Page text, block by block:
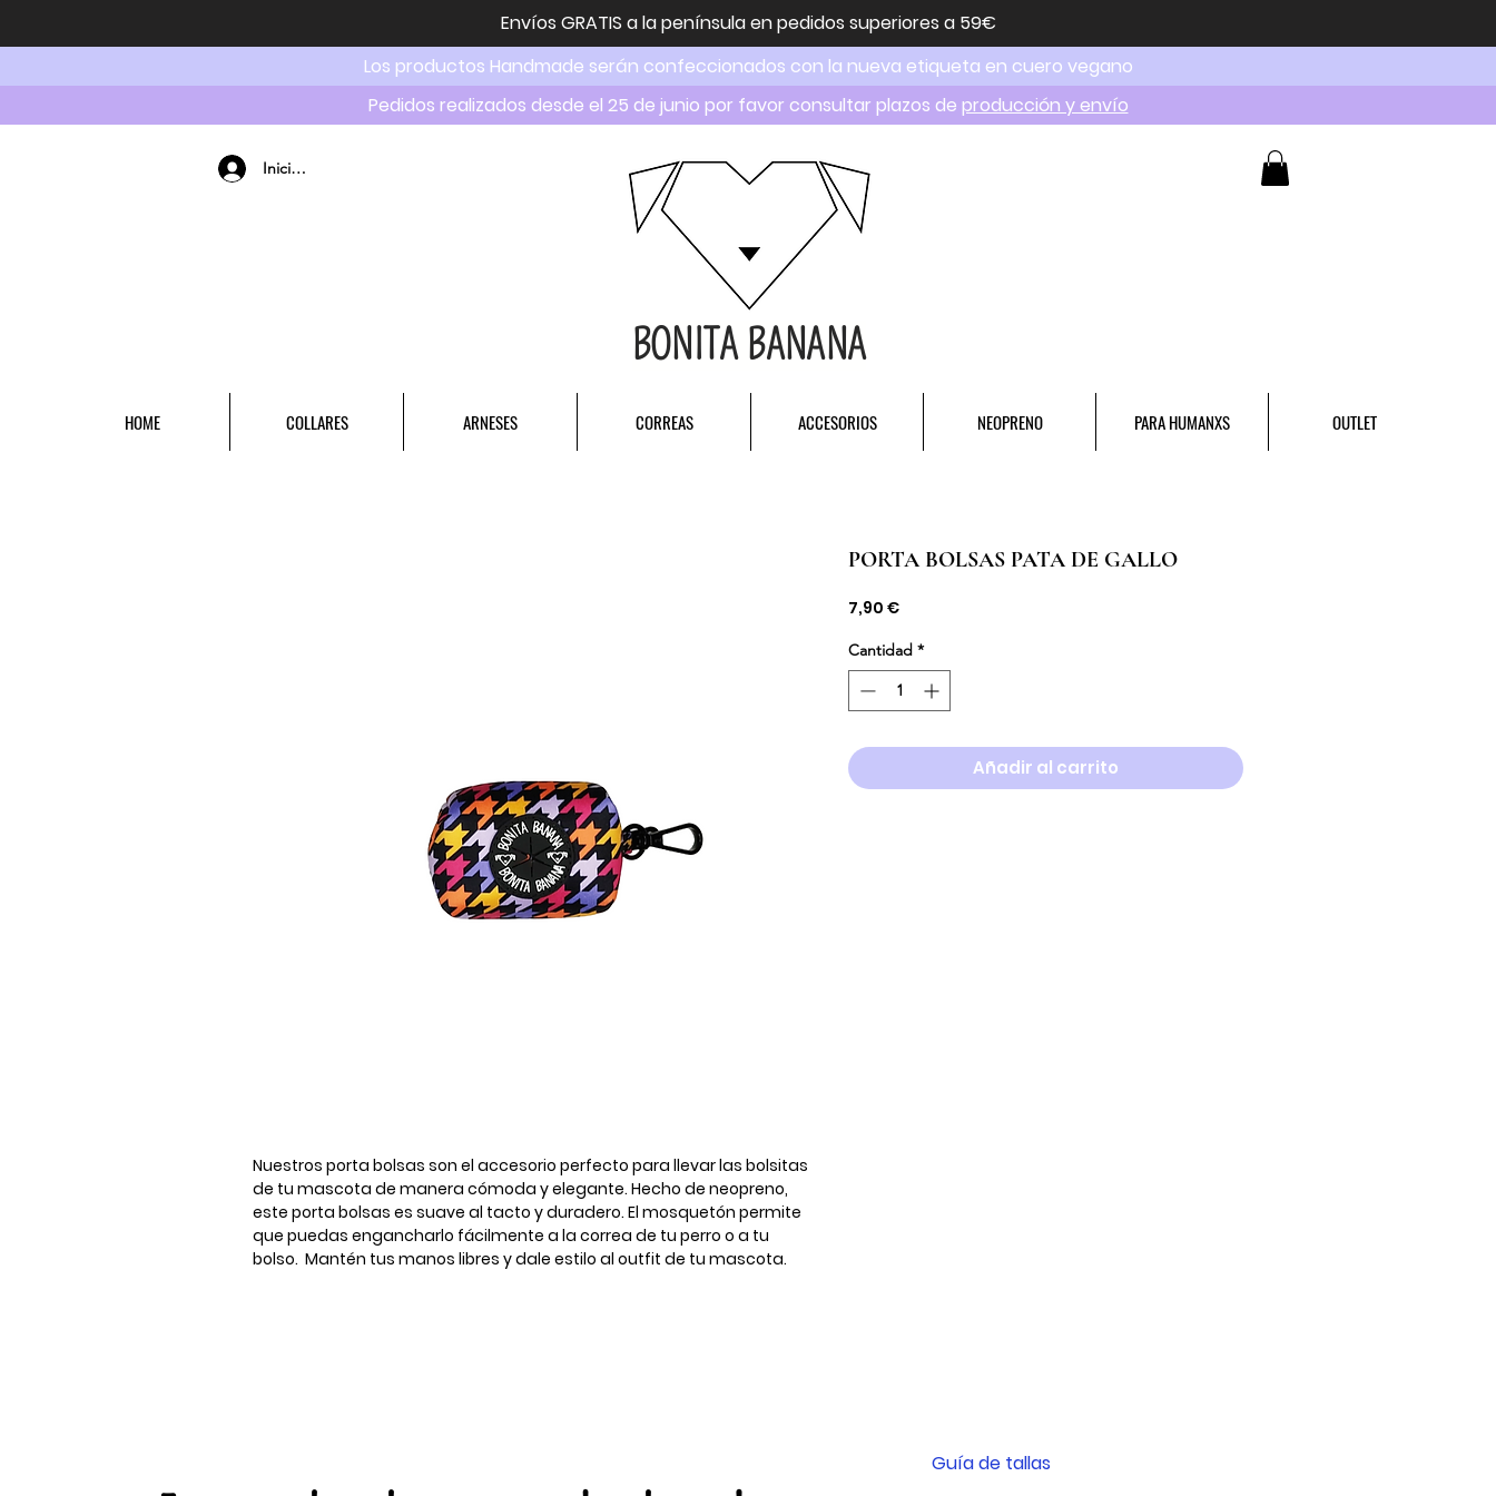
Envíos GRATIS a la península en pedidos superiores a 59€
Los productos Handmade serán confeccionados con la nueva etiqueta en cuero vegano
Pedidos realizados desde el 25 de junio por favor consultar plazos de producción y envío
Iniciar sesión
BONITA BANANA
HOME COLLARES ARNESES CORREAS ACCESORIOS NEOPRENO PARA HUMANXS OUTLET
Nuestros porta bolsas son el accesorio perfecto para llevar las bolsitas
de tu mascota de manera cómoda y elegante. Hecho de neopreno,
este porta bolsas es suave al tacto y duradero. El mosquetón permite
que puedas engancharlo fácilmente a la correa de tu perro o a tu
bolso. Mantén tus manos libres y dale estilo al outfit de tu mascota.
PORTA BOLSAS PATA DE GALLO
7,90 €Precio
Cantidad *
Añadir al carrito
Guía de tallas